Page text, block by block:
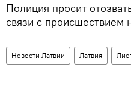
Полиция просит
связи с происшествием
Новости Латвии Латвия